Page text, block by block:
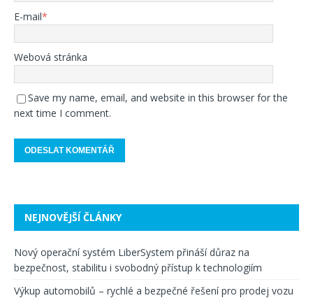
E-mail*
Webová stránka
Save my name, email, and website in this browser for the
next time I comment.
NEJNOVĚJŠÍ ČLÁNKY
Nový operační systém LiberSystem přináší důraz na
bezpečnost, stabilitu i svobodný přístup k technologiím
Výkup automobilů – rychlé a bezpečné řešení pro prodej vozu